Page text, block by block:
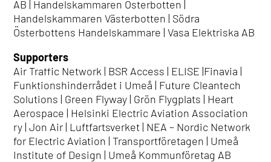
AB | Handelskammaren Österbotten |
Handelskammaren Västerbotten | Södra
Österbottens Handelskammare | Vasa Elektriska AB
Supporters
Air Traffic Network | BSR Access | ELISE |Finavia |
Funktionshinderrådet i Umeå | Future Cleantech
Solutions | Green Flyway | Grön Flygplats | Heart
Aerospace | Helsinki Electric Aviation Association
ry | Jon Air | Luftfartsverket | NEA – Nordic Network
for Electric Aviation | Transportföretagen | Umeå
Institute of Design | Umeå Kommunföretag AB